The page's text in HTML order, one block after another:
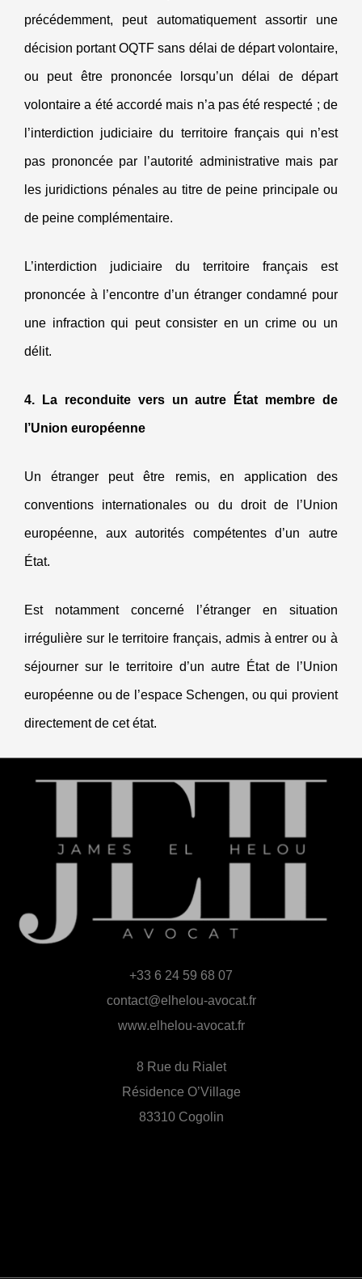
précédemment, peut automatiquement assortir une
décision portant OQTF sans délai de départ volontaire,
ou peut être prononcée lorsqu’un délai de départ
volontaire a été accordé mais n’a pas été respecté ; de
l’interdiction judiciaire du territoire français qui n’est
pas prononcée par l’autorité administrative mais par
les juridictions pénales au titre de peine principale ou
de peine complémentaire.
L’interdiction judiciaire du territoire français est
prononcée à l’encontre d’un étranger condamné pour
une infraction qui peut consister en un crime ou un
délit.
4. La reconduite vers un autre État membre de
l’Union européenne
Un étranger peut être remis, en application des
conventions internationales ou du droit de l’Union
européenne, aux autorités compétentes d’un autre
État.
Est notamment concerné l’étranger en situation
irrégulière sur le territoire français, admis à entrer ou à
séjourner sur le territoire d’un autre État de l’Union
européenne ou de l’espace Schengen, ou qui provient
directement de cet état.
+33 6 24 59 68 07
contact@elhelou-avocat.fr
www.elhelou-avocat.fr
8 Rue du Rialet
Résidence O’Village
83310 Cogolin